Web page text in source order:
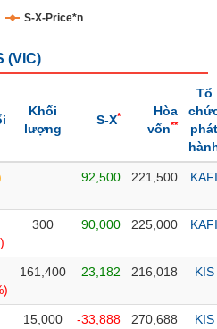
S-X-Price*n
(VIC)
Khối
lượng
S-X*
Hòa
vốn**
Tổ
phát
92,500 221,500 KAFI
300 90,000 225,000 KAFI
161,400 23,182 216,018 KIS
15,000 -33,888 270,688 KIS